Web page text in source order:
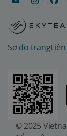
Sơ đồ trang
© 2025